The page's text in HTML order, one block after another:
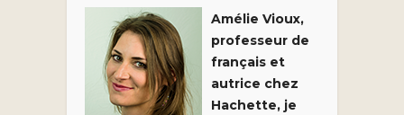
Amélie Vioux,
professeur de
français et
autrice chez
Hachette, je